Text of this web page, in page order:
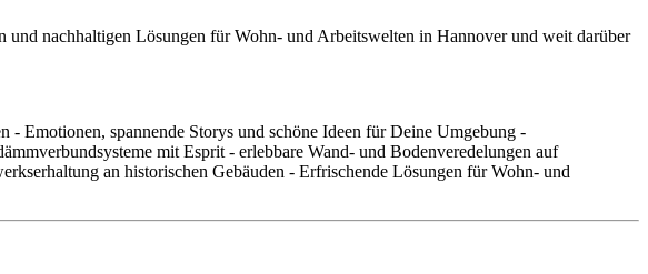
nachhaltigen Lösungen für Wohn- und Arbeitswelten in Hannover und weit darüber
Emotionen, spannende Storys und schöne Ideen für Deine Umgebung -
mit Esprit - erlebbare Wand- und Bodenveredelungen auf
an historischen Gebäuden - Erfrischende Lösungen für Wohn- und